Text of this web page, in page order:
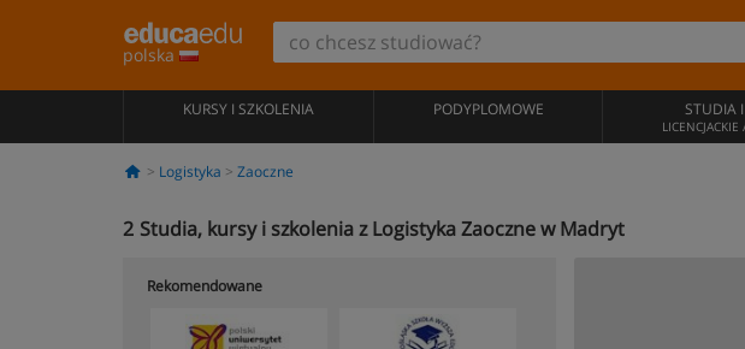
polska
KURSY I SZKOLENIA PODYPLOMOWE STUDIA
Logistyka Zaoczne
2 Studia, kursy i szkolenia z Logistyka Zaoczne w Madryt
Rekomendowane